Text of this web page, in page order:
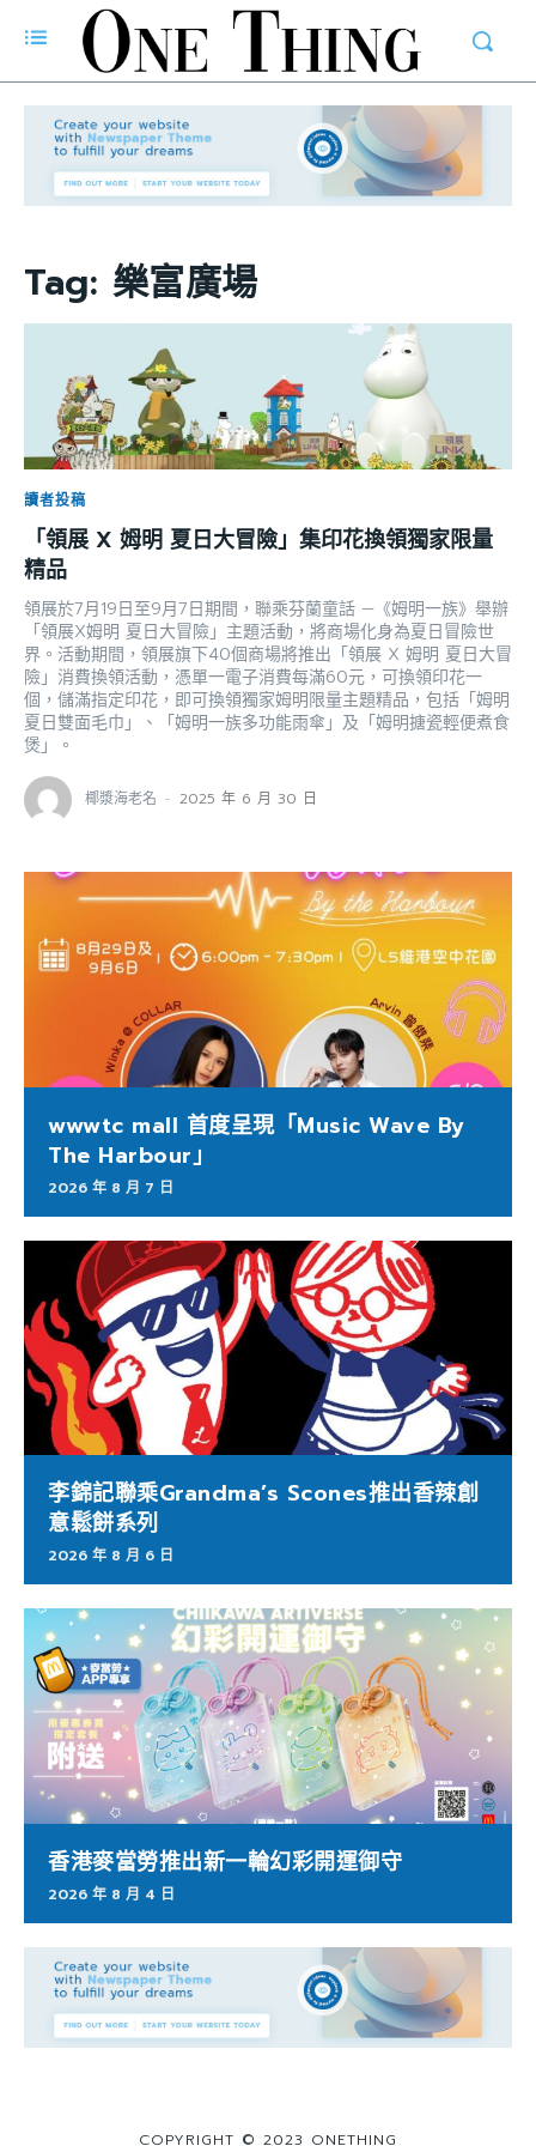
Tag: 樂富廣場
讀者投稿
「領展 X 姆明 夏日大冒險」集印花換領獨家限量
精品
領展於7月19日至9月7日期間，聯乘芬蘭童話 —《姆明一族》舉辦
「領展X姆明 夏日大冒險」主題活動，將商場化身為夏日冒險世
界。活動期間，領展旗下40個商場將推出「領展 X 姆明 夏日大冒
險」消費換領活動，憑單一電子消費每滿60元，可換領印花一
個，儲滿指定印花，即可換領獨家姆明限量主題精品，包括「姆明
夏日雙面毛巾」、「姆明一族多功能雨傘」及「姆明搪瓷輕便煮食
煲」。
椰漿海老名 - 2025 年 6 月 30 日
wwwtc mall 首度呈現「Music Wave By
The Harbour」
2026 年 8 月 7 日
李錦記聯乘Grandma’s Scones推出香辣創
意鬆餅系列
2026 年 8 月 6 日
香港麥當勞推出新一輪幻彩開運御守
2026 年 8 月 4 日
COPYRIGHT © 2023 ONETHING